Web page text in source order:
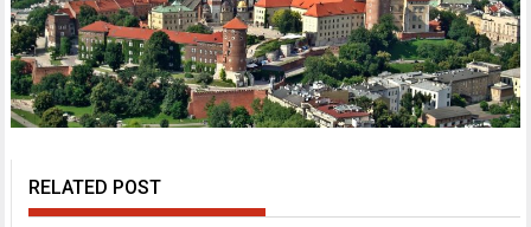
RELATED POST